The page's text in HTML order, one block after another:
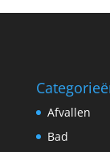
Afvallen
Bad